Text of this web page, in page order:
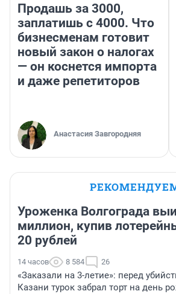
Продашь за 3000,
заплатишь с 4000. Что
бизнесменам готовит
новый закон о налогах
— он коснется импорта
и даже репетиторов
Анастасия Завгородняя
Уроженка Волгограда
миллион, купив
20 рублей
14 часов 8 584 26
«Заказали на 3-летие»: перед
Казани турок забрал торт на день